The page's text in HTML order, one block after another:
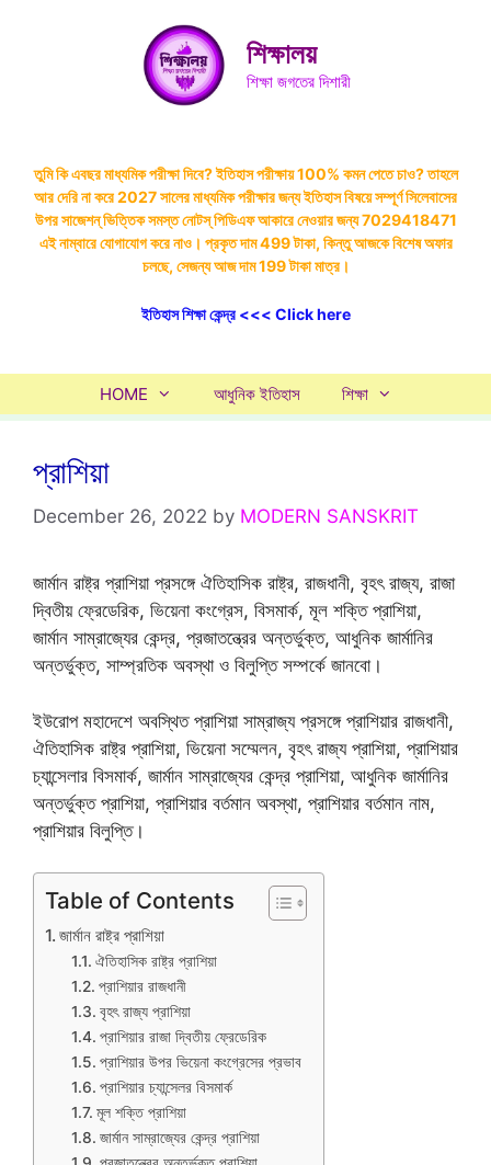
শিক্ষালয়
শিক্ষা জগতের দিশারী
তুমি কি এবছর মাধ্যমিক পরীক্ষা দিবে? ইতিহাস পরীক্ষায় 100% কমন পেতে চাও? তাহলে
আর দেরি না করে 2027 সালের মাধ্যমিক পরীক্ষার জন্য ইতিহাস বিষয়ে সম্পূর্ণ সিলেবাসের
উপর সাজেশন্ ভিত্তিক সমস্ত নোটস্ পিডিএফ আকারে নেওয়ার জন্য 7029418471
এই নাম্বারে যোগাযোগ করে নাও। প্রকৃত দাম 499 টাকা, কিন্তু আজকে বিশেষ অফার
চলছে, সেজন্য আজ দাম 199 টাকা মাত্র।
ইতিহাস শিক্ষা কেন্দ্র <<< Click here
HOME আধুনিক ইতিহাস শিক্ষা
প্রাশিয়া
December 26, 2022 by MODERN SANSKRIT
জার্মান রাষ্ট্র প্রাশিয়া প্রসঙ্গে ঐতিহাসিক রাষ্ট্র, রাজধানী, বৃহৎ রাজ্য, রাজা
দ্বিতীয় ফ্রেডেরিক, ভিয়েনা কংগ্রেস, বিসমার্ক, মূল শক্তি প্রাশিয়া,
জার্মান সাম্রাজ্যের কেন্দ্র, প্রজাতন্ত্রের অন্তর্ভুক্ত, আধুনিক জার্মানির
অন্তর্ভুক্ত, সাম্প্রতিক অবস্থা ও বিলুপ্তি সম্পর্কে জানবো।
ইউরোপ মহাদেশে অবস্থিত প্রাশিয়া সাম্রাজ্য প্রসঙ্গে প্রাশিয়ার রাজধানী,
ঐতিহাসিক রাষ্ট্র প্রাশিয়া, ভিয়েনা সম্মেলন, বৃহৎ রাজ্য প্রাশিয়া, প্রাশিয়ার
চ্যান্সেলার বিসমার্ক, জার্মান সাম্রাজ্যের কেন্দ্র প্রাশিয়া, আধুনিক জার্মানির
অন্তর্ভুক্ত প্রাশিয়া, প্রাশিয়ার বর্তমান অবস্থা, প্রাশিয়ার বর্তমান নাম,
প্রাশিয়ার বিলুপ্তি।
Table of Contents
জার্মান রাষ্ট্র প্রাশিয়া
ঐতিহাসিক রাষ্ট্র প্রাশিয়া
প্রাশিয়ার রাজধানী
বৃহৎ রাজ্য প্রাশিয়া
প্রাশিয়ার রাজা দ্বিতীয় ফ্রেডেরিক
প্রাশিয়ার উপর ভিয়েনা কংগ্রেসের প্রভাব
প্রাশিয়ার চ্যান্সেলর বিসমার্ক
মূল শক্তি প্রাশিয়া
জার্মান সাম্রাজ্যের কেন্দ্র প্রাশিয়া